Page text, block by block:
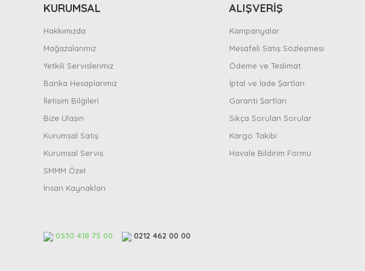
KURUMSAL
Hakkımızda
Mağazalarımız
Yetkili Servislerimiz
Banka Hesaplarımız
İletişim Bilgileri
Bize Ulaşın
Kurumsal Satış
Kurumsal Servis
SMMM Özel
İnsan Kaynakları
ALIŞVERİŞ
Kampanyalar
Mesafeli Satış Sözleşmesi
Ödeme ve Teslimat
İptal ve İade Şartları
Garanti Şartları
Sıkça Sorulan Sorular
Kargo Takibi
Havale Bildirim Formu
0530 418 75 00 0212 462 00 00